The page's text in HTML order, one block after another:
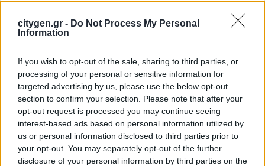
citygen.gr - Do Not Process My Personal
Information
If you wish to opt-out of the sale, sharing to third parties, or
processing of your personal or sensitive information for
targeted advertising by us, please use the below opt-out
section to confirm your selection. Please note that after your
opt-out request is processed you may continue seeing
interest-based ads based on personal information utilized by
us or personal information disclosed to third parties prior to
your opt-out. You may separately opt-out of the further
disclosure of your personal information by third parties on the
Όμιλος Σαρακάκη: Παραχώρησε το νέο Maxus T60 Max
στην ΕΠΟΜΕΑ Βιλίων
Ν. Χαρδαλιάς: «Με το Παρατηρητήριο Έργων η
Περιφέρεια αποκτά ένα πρωτοποριακό ψηφιακό
εργαλείο λογοδοσίας»
6 Αυγούστου 2026
Δήμος Αθηναίων: 43 σχολικές αυλές γίνονται πιο
πράσινες και πιο δροσερές